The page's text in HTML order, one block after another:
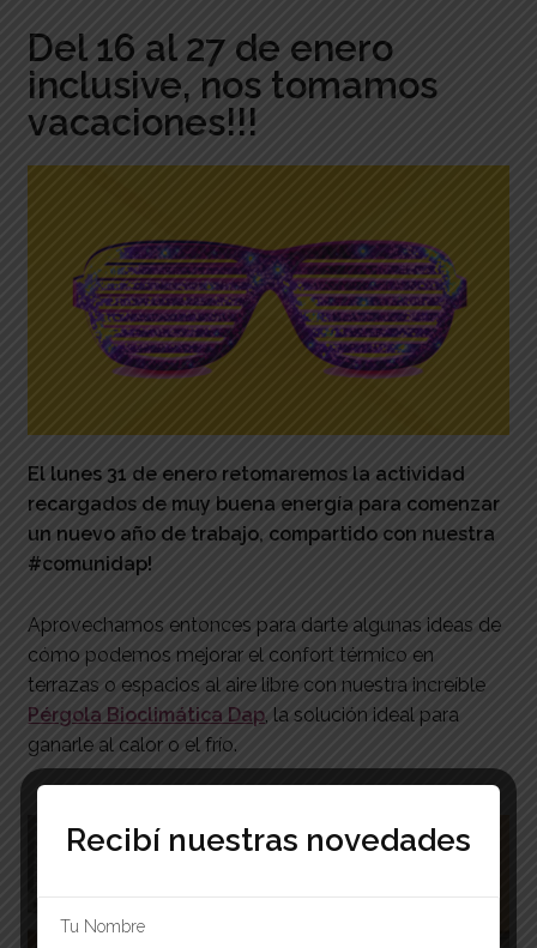
Del 16 al 27 de enero
inclusive, nos tomamos
vacaciones!!!
El lunes 31 de enero retomaremos la actividad
recargados de muy buena energía para comenzar
un nuevo año de trabajo, compartido con nuestra
#comunidap!
Aprovechamos entonces para darte algunas ideas de
cómo podemos mejorar el confort térmico en
terrazas o espacios al aire libre con nuestra increíble
Pérgola Bioclimática Dap, la solución ideal para
ganarle al calor o el frío.
Recibí nuestras novedades